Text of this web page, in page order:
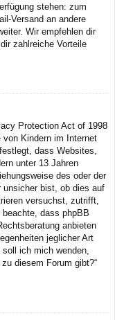
stehen: zum
Versand an andere
Wir empfehlen dir
zahlreiche Vorteile
Protection Act of 1998
Kindern im Internet
dass Websites,
unter 13 Jahren
des oder der
unsicher bist, ob dies auf
versuchst, zutrifft,
dass phpBB
anbieten
jeglicher Art
ich mich wenden,
diesem Forum gibt?“